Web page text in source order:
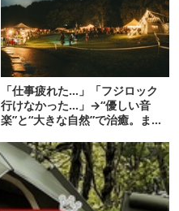
「仕事疲れた…」「フジロック
行けなかった…」→“優しい音
楽”と“大きな自然”で治癒。まだ